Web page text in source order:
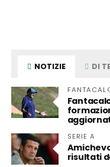
NOTIZIE DI
SERIE A
risultati